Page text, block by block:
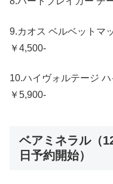
9.カオス ベルベットマ
￥4,500-
10.ハイヴォルテージ
￥5,900-
ベアミネラル（
日予約開始）